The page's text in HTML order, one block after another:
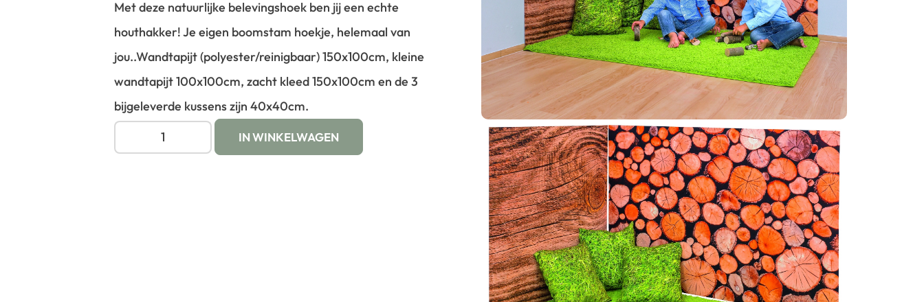
Met deze natuurlijke belevingshoek ben jij een echte
houthakker! Je eigen boomstam hoekje, helemaal van
jou..Wandtapijt (polyester/reinigbaar) 150x100cm, kleine
wandtapijt 100x100cm, zacht kleed 150x100cm en de 3
bijgeleverde kussens zijn 40x40cm.
IN WINKELWAGEN